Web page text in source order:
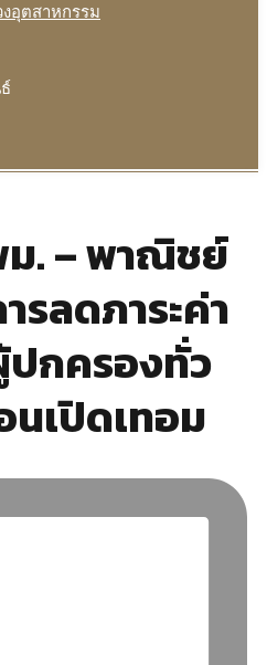
งอุตสาหกรรม
. – พาณิชย์
รลดภาระค่า
กครองทั่ว
นเปิดเทอม